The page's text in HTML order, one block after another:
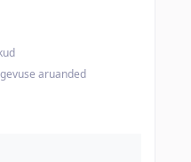
aruanded